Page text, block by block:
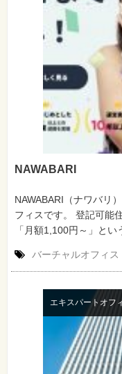
NAWABARI
NAWABARI（ナワバリ
フィスです。 登記可能
「月額1,100円～」とい
バーチャルオフィス
エキスパートオフ